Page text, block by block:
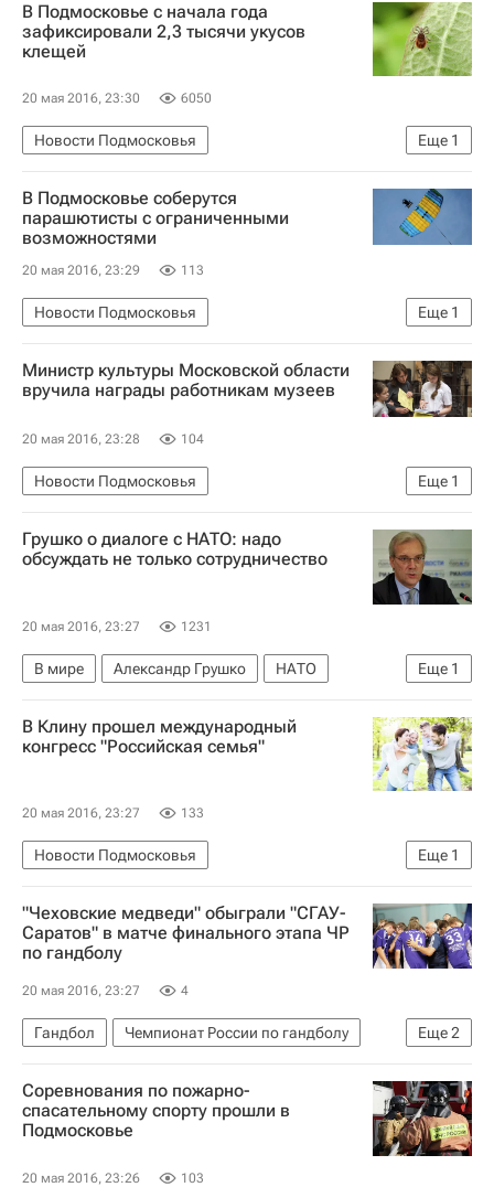
В Подмосковье с начала года
зафиксировали 2,3 тысячи укусов
клещей
20 мая 2016, 23:30 6050
Еще 1
Новости Подмосковья
Московская область (Подмосковье)
В Подмосковье соберутся
парашютисты с ограниченными
возможностями
20 мая 2016, 23:29 113
Еще 1
Новости Подмосковья
Московская область (Подмосковье)
Министр культуры Московской области
вручила награды работникам музеев
20 мая 2016, 23:28 104
Еще 1
Новости Подмосковья
Московская область (Подмосковье)
Грушко о диалоге с НАТО: надо
обсуждать не только сотрудничество
20 мая 2016, 23:27 1231
Еще 1
В мире Александр Грушко
НАТО
Россия
В Клину прошел международный
конгресс "Российская семья"
20 мая 2016, 23:27 133
Еще 1
Новости Подмосковья
Московская область (Подмосковье)
"Чеховские медведи" обыграли "СГАУ-
Саратов" в матче финального этапа ЧР
по гандболу
20 мая 2016, 23:27 4
Еще2
Гандбол
Чемпионат России по гандболу
Виктор (гандбол)
Чеховские медведи
Соревнования по пожарно-
спасательному спорту прошли в
Подмосковье
20 мая 2016, 23:26 103